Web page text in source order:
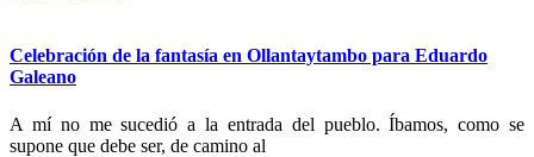
Celebración de la fantasía en Ollantaytambo para Eduardo
Galeano
A mí no me sucedió a la entrada del pueblo. Íbamos, como se
supone que debe ser, de camino al